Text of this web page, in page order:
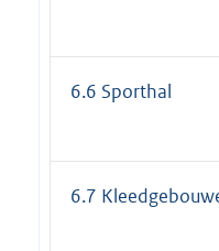
6.6 Sporthal
6.7